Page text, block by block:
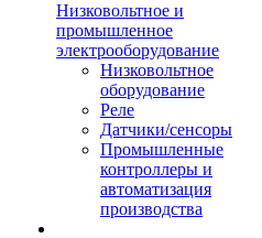
Низковольтное и
промышленное
электрооборудование
Низковольтное
оборудование
Реле
Датчики/сенсоры
Промышленные
контроллеры и
автоматизация
производства